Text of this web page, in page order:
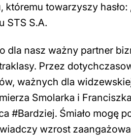
któremu towarzyszy
STS S.A.
dla nasz ważny partner
Przez
ważnych dla
Smolarka i
#Bardziej. Śmiało mogę
wzrost